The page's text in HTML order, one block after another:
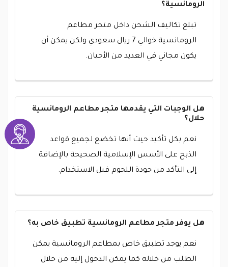
الرومانسية؟
تبلغ تكاليف الشحن داخل متجر مطاعم
الرومانسية خوالي 7 ريال سعودي ولكن يمكن أن
يكون مجاني في العديد من الأحيان.
هل الوجبات التي يقدمها متجر مطاعم الرومانسية
حلال؟
نعم بكل تأكيد حيث أنها تخضع لجميع قواعد
الذبح على الأسس الإسلامية الصحيحة بالإضافة
إلى التأكد من جودة اللحوم قبل الاستخدام.
هل يوفر متجر مطاعم الرومانسية تطبيق خاص به؟
نعم يوجد تطبيق خاص بمطاعم الرومانسية يمكن
الطلب من خلاله كما يمكن الدخول إليه من خلال